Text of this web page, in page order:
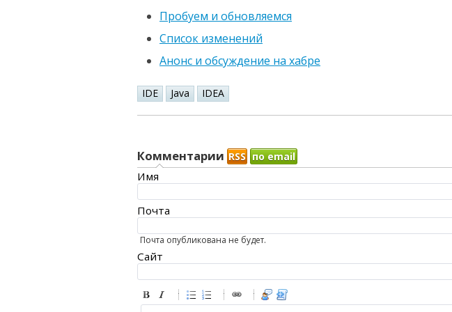
Пробуем и обновляемся
Список изменений
Анонс и обсуждение на хабре
IDE Java IDEA
Комментарии RSS по email
Имя
Почта
Почта опубликована не будет.
Сайт
-
-
-
-
-
-